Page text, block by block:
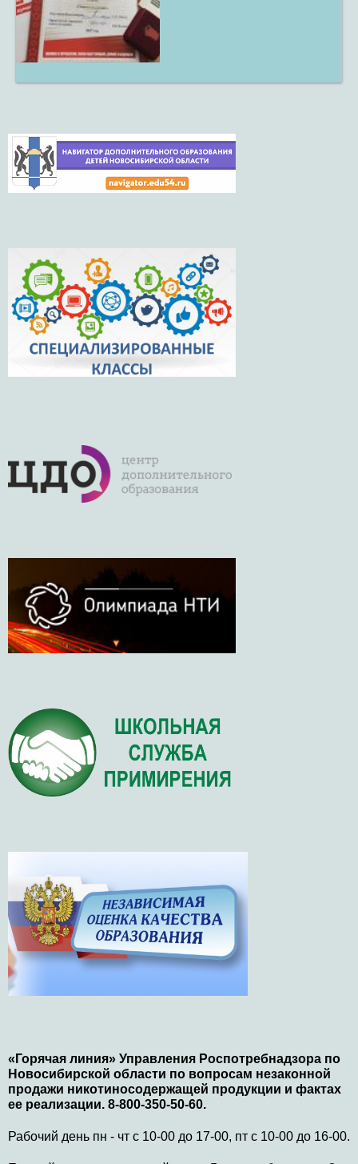
«Горячая линия» Управления Роспотребнадзора по
Новосибирской области по вопросам незаконной
продажи никотиносодержащей продукции и фактах
ее реализации. 8-800-350-50-60.
Рабочий день пн - чт с 10-00 до 17-00, пт с 10-00 до 16-00.